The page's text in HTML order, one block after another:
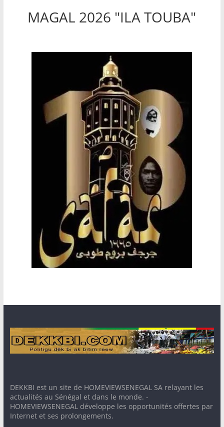
MAGAL 2026 "ILA TOUBA"
DEKKBI est un site de HOMEVIEWSENEGAL SA relayant les
actualités au Sénégal et dans le monde. -
HOMEVIEWSENEGAL développe les opportunités offertes par
Internet et ses prolongements.